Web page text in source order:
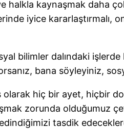
halkla kaynaşmak daha
iyice kararlaştırmalı,
bilimler dalındaki
bana söyleyiniz,
hiç bir ayet, hiçbir
zorunda olduğumuz
tasdik